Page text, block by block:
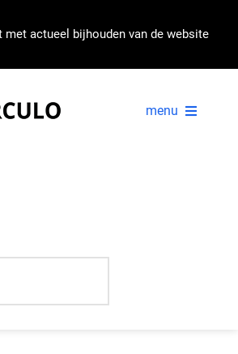
met actueel bijhouden van de website
menu